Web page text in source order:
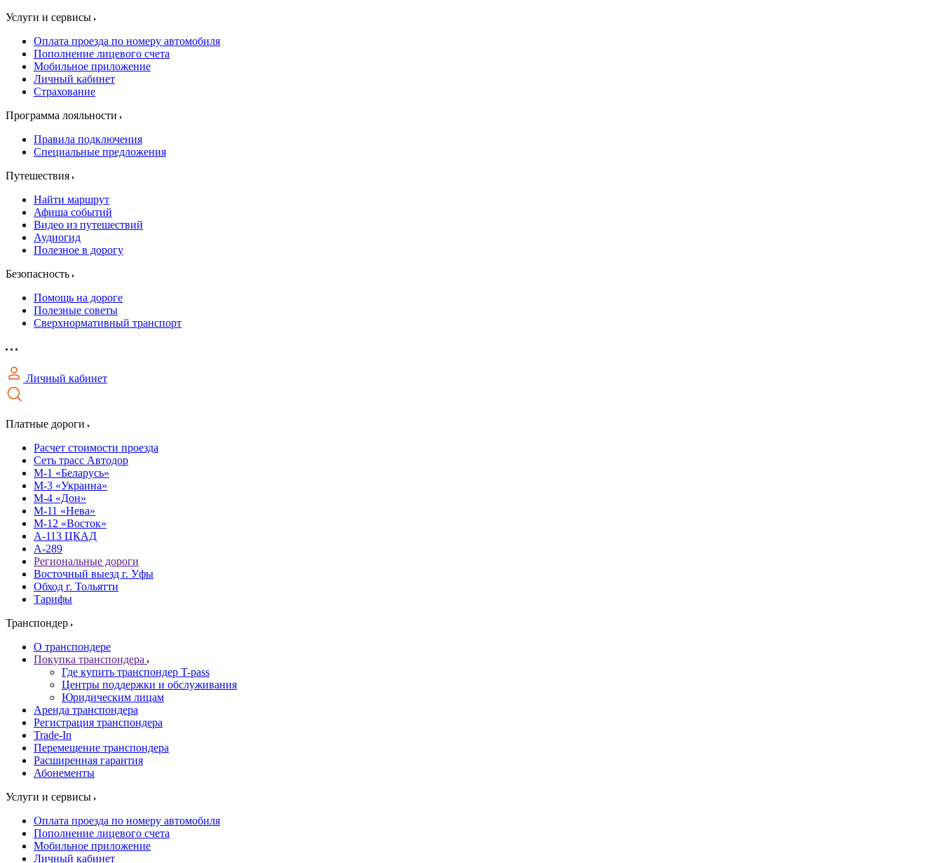
Услуги и сервисы
Оплата проезда по номеру автомобиля
Пополнение лицевого счета
Мобильное приложение
Личный кабинет
Страхование
Программа лояльности
Правила подключения
Специальные предложения
Путешествия
Найти маршрут
Афиша событий
Видео из путешествий
Аудиогид
Полезное в дорогу
Безопасность
Помощь на дороге
Полезные советы
Сверхнормативный транспорт
Личный кабинет
Платные дороги
Расчет стоимости проезда
Сеть трасс Автодор
М-1 «Беларусь»
М-3 «Украина»
М-4 «Дон»
М-11 «Нева»
М-12 «Восток»
А-113 ЦКАД
А-289
Региональные дороги
Восточный выезд г. Уфы
Обход г. Тольятти
Тарифы
Транспондер
О транспондере
Покупка транспондера
Где купить транспондер T-pass
Центры поддержки и обслуживания
Юридическим лицам
Аренда транспондера
Регистрация транспондера
Trade-In
Перемещение транспондера
Расширенная гарантия
Абонементы
Услуги и сервисы
Оплата проезда по номеру автомобиля
Пополнение лицевого счета
Мобильное приложение
Личный кабинет